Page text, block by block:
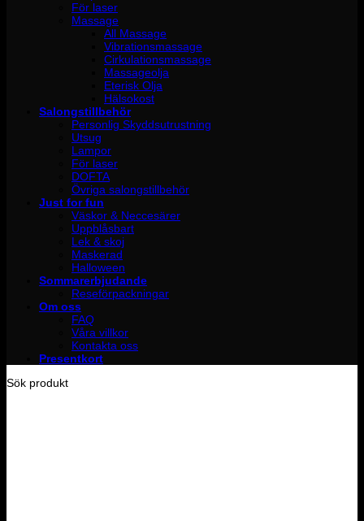
För laser
Massage
All Massage
Vibrationsmassage
Cirkulationsmassage
Massageolja
Eterisk Olja
Hälsokost
Salongstillbehör
Personlig Skyddsutrustning
Utsug
Lampor
För laser
DOFTA
Övriga salongstillbehör
Just for fun
Väskor & Neccesärer
Uppblåsbart
Lek & skoj
Maskerad
Halloween
Sommarerbjudande
Reseförpackningar
Om oss
FAQ
Våra villkor
Kontakta oss
Presentkort
Sök produkt